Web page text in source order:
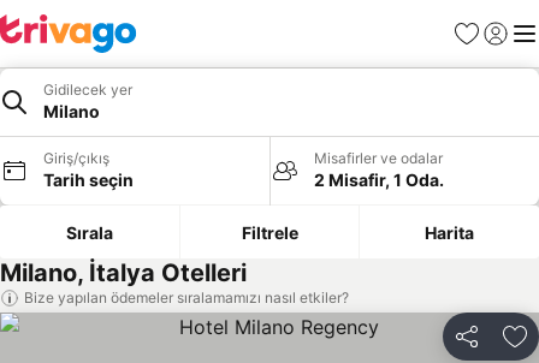
Favoriler
Giriş
Gidilecek yer
Milano
Giriş/çıkış
Tarih seçin
Misafirler ve odalar
2 Misafir, 1 Oda.
Sırala Filtrele Harita
Milano, İtalya Otelleri
Bize yapılan ödemeler sıralamamızı nasıl etkiler?
Paylaş